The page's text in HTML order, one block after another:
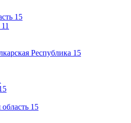
15
11
Республика 15
область 15